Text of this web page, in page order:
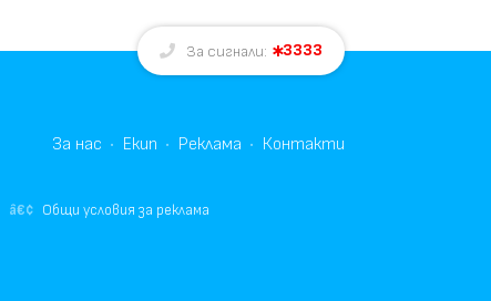
За сигнали: 3333
За нас Екип Реклама Контакти
Общи условия за реклама